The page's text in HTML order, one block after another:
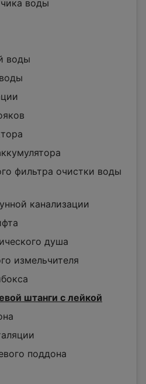
воды
воды
фильтра очистки воды
канализации
душа
измельчителя
штанги с лейкой
поддона